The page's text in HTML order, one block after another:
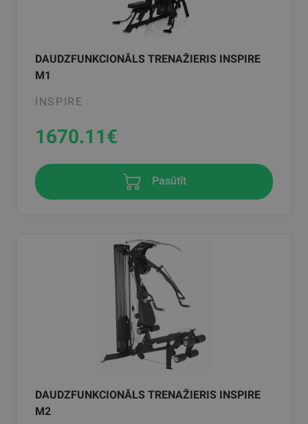
DAUDZFUNKCIONĀLS TRENAŽIERIS INSPIRE
M1
INSPIRE
1670.11€
Pasūtīt
DAUDZFUNKCIONĀLS TRENAŽIERIS INSPIRE
M2